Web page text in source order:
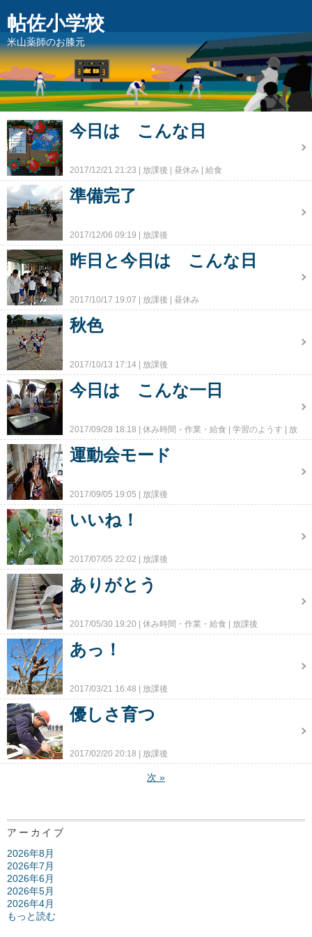
帖佐小学校
米山薬師のお膝元
今日は こんな日
2017/12/21 21:23 放課後 昼休み 給食
準備完了
2017/12/06 09:19 放課後
昨日と今日は こんな日
2017/10/17 19:07 放課後 昼休み
秋色
2017/10/13 17:14 放課後
今日は こんな一日
2017/09/28 18:18 休み時間・作業・給食 学習のようす
放
課後
運動会モード
2017/09/05 19:05 放課後
いいね！
2017/07/05 22:02 放課後
ありがとう
2017/05/30 19:20 休み時間・作業・給食 放課後
あっ！
2017/03/21 16:48 放課後
優しさ育つ
2017/02/20 20:18 放課後
次 »
アーカイブ
2026年8月
2026年7月
2026年6月
2026年5月
2026年4月
もっと読む